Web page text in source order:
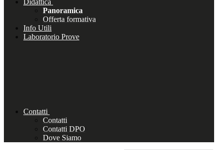
Didattica
Panoramica
Offerta formativa
Info Utili
Laboratorio Prove
Contatti
Contatti
Contatti DPO
Dove Siamo